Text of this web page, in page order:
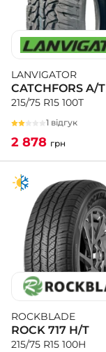
LANVIGATOR
CATCHFORS A/T
215/75 R15 100T
1 відгук
2 878 грн
ROCKBLADE
ROCK 717 H/T
215/75 R15 100H